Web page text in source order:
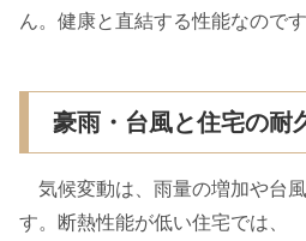
ん。健康と直結する性能なのです
豪雨・台風と住宅の耐
気候変動は、雨量の増加や台
す。断熱性能が低い住宅では、